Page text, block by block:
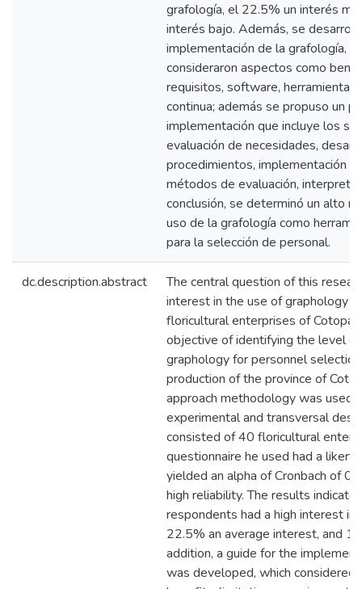
grafología, el 22.5% un interés
interés bajo. Además, se
implementación de la grafología,
consideraron aspectos como
requisitos, software,
continua; además se propuso un
implementación que incluye los
evaluación de necesidades,
procedimientos, implementación
métodos de evaluación,
conclusión, se determinó un alto
uso de la grafología como
para la selección de personal.
dc.description.abstract
The central question of this
interest in the use of graphology
floricultural enterprises of
objective of identifying the level
graphology for personnel
production of the province of
approach methodology was used,
experimental and transversal
consisted of 40 floricultural
questionnaire he used had a likert
yielded an alpha of Cronbach of
high reliability. The results
respondents had a high interest in
22.5% an average interest, and
addition, a guide for the
was developed, which considered